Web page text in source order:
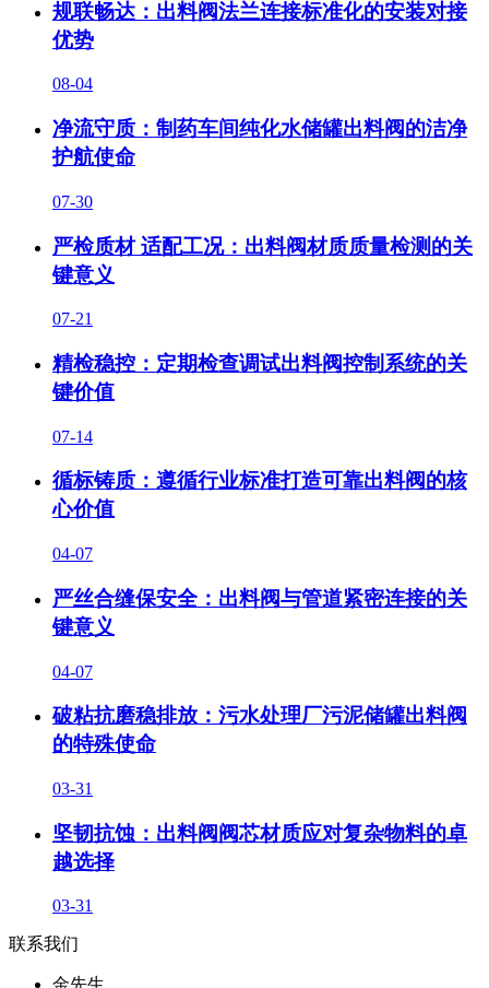
规联畅达：出料阀法兰连接标准化的安装对接
优势
08-04
净流守质：制药车间纯化水储罐出料阀的洁净
护航使命
07-30
严检质材 适配工况：出料阀材质质量检测的关
键意义
07-21
精检稳控：定期检查调试出料阀控制系统的关
键价值
07-14
循标铸质：遵循行业标准打造可靠出料阀的核
心价值
04-07
严丝合缝保安全：出料阀与管道紧密连接的关
键意义
04-07
破粘抗磨稳排放：污水处理厂污泥储罐出料阀
的特殊使命
03-31
坚韧抗蚀：出料阀阀芯材质应对复杂物料的卓
越选择
03-31
联系我们